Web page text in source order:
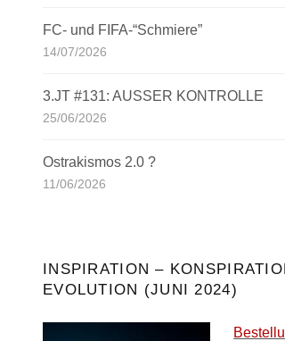
FC- und FIFA-“Schmiere”
14/07/2026
3.JT #131: AUSSER KONTROLLE
25/06/2026
Ostrakismos 2.0 ?
11/06/2026
INSPIRATION –
EVOLUTION (JUNI 2024)